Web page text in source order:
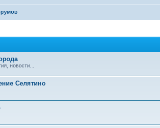
новости...
Селятино